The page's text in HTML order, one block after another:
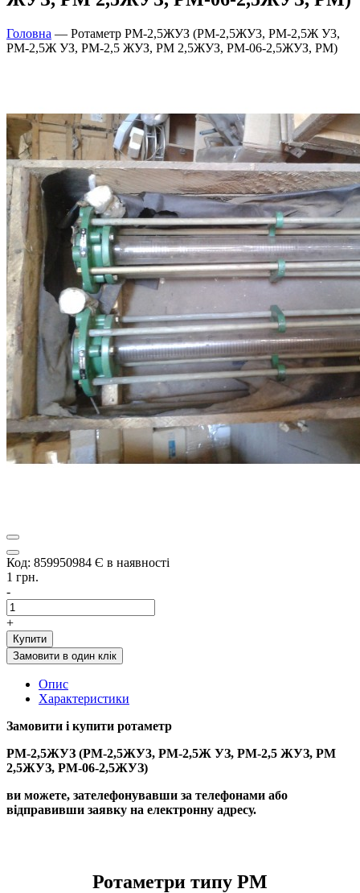
Головна — Ротаметр РМ-2,5ЖУЗ (РМ-2,5ЖУ3, РМ-2,5Ж У3,
РМ-2,5Ж УЗ, РМ-2,5 ЖУЗ, РМ 2,5ЖУЗ, РМ-06-2,5ЖУЗ, РМ)
Код: 859950984 Є в наявності
1 грн.
-
+
Купити
Замовити в один клік
Опис
Характеристики
Замовити і купити ротаметр
РМ-2,5ЖУЗ (РМ-2,5ЖУ3, РМ-2,5Ж УЗ, РМ-2,5 ЖУЗ, РМ
2,5ЖУЗ, РМ-06-2,5ЖУЗ)
ви можете, зателефонувавши за телефонами або
відправивши заявку на електронну адресу.
Ротаметри типу РМ